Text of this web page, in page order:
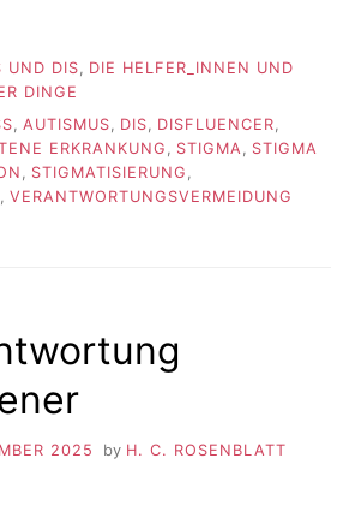
UND DIS, DIE HELFER_INNEN UND
DINGE
AUTISMUS DIS DISFLUENCER
ERKRANKUNG STIGMA
STIGMA
STIGMATISIERUNG
VERANTWORTUNGSVERMEIDUNG
2025 by H. C. ROSENBLATT